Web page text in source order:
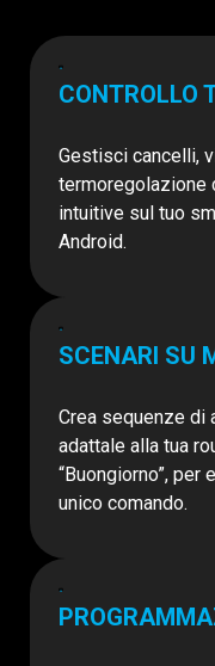
CONTROLLO
Gestisci cancelli,
termoregolazione
intuitive sul tuo
Android.
SCENARI SU
Crea sequenze di
adattale alla tua
“Buongiorno”, per
unico comando.